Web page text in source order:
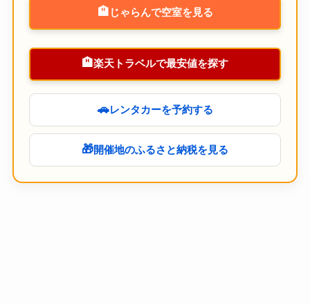
🏨 じゃらんで空室を見る
🏨楽天トラベルで最安値を探す
🚗レンタカーを予約する
🎁開催地のふるさと納税を見る